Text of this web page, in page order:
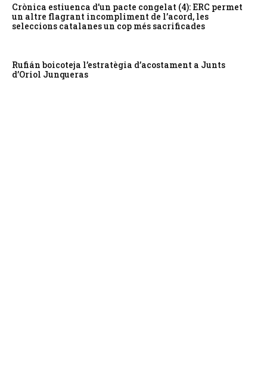
Crònica estiuenca d’un pacte congelat (4): ERC permet
un altre flagrant incompliment de l’acord, les
seleccions catalanes un cop més sacrificades
Rufián boicoteja l’estratègia d’acostament a Junts
d’Oriol Junqueras